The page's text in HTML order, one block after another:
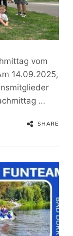
vom
14.09.2025,
…
SHARE